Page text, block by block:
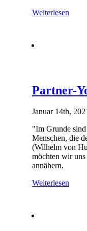
Weiterlesen
Partner-
Januar 14th,
"Im Grunde
Menschen, die
(Wilhelm von
möchten wir uns
annähern.
Weiterlesen